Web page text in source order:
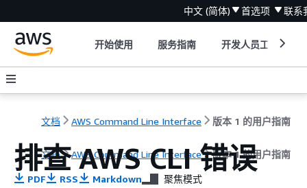
中文 (简体) 首选项 联系
开始使用 服务指南 开发人员工具
文档 AWS Command Line Interface 版本 1 的用户指南
文档 AWS Command Line Interface 版本 1 的用户指南
排查 AWS CLI 错误
PDF RSS Markdown 聚焦模式